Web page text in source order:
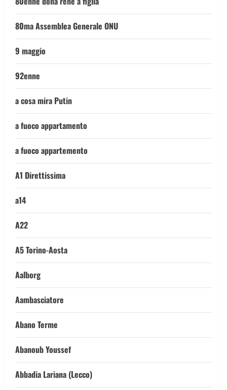
80ma Assemblea Generale ONU
9 maggio
92enne
a cosa mira Putin
a fuoco appartamento
a fuoco appartemento
A1 Direttissima
a14
A22
A5 Torino-Aosta
Aalborg
Aambasciatore
Abano Terme
Abanoub Youssef
Abbadia Lariana (Lecco)